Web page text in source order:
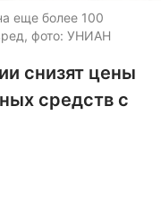
еще более 100
фото: УНИАН
снизят цены
средств с